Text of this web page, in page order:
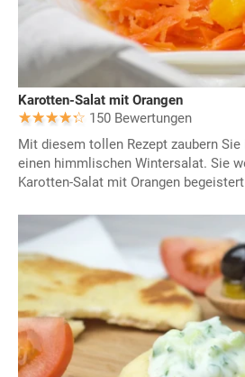
Karotten-Salat mit Orangen
150 Bewertungen
Mit diesem tollen Rezept zaubern
einen himmlischen Wintersalat. Sie
Karotten-Salat mit Orangen